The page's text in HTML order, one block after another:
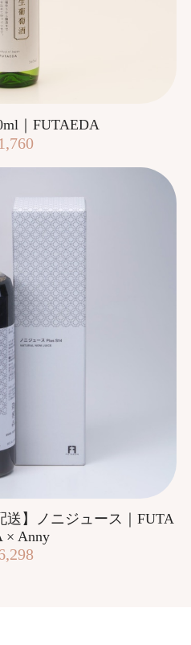
｜FUTAEDA
送】ノニジュース｜FUTA
× Anny